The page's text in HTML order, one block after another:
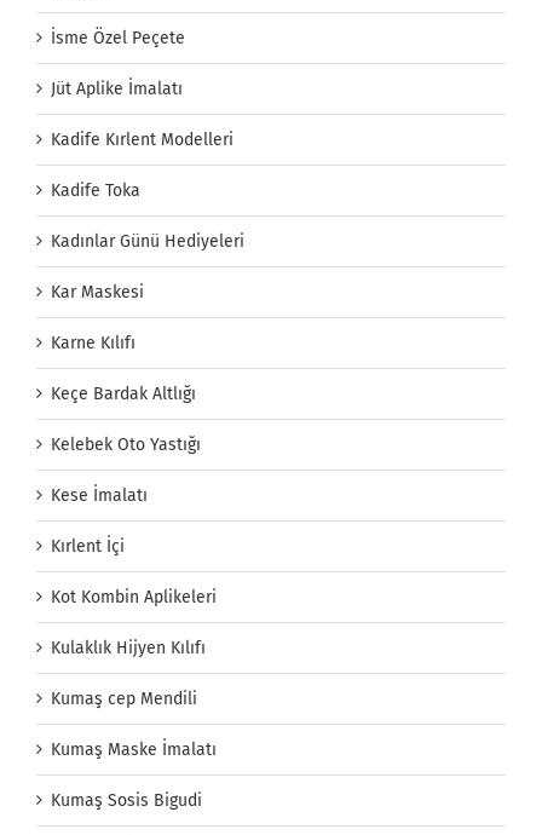
İsme Özel Peçete
Jüt Aplike İmalatı
Kadife Kırlent Modelleri
Kadife Toka
Kadınlar Günü Hediyeleri
Kar Maskesi
Karne Kılıfı
Keçe Bardak Altlığı
Kelebek Oto Yastığı
Kese İmalatı
Kırlent İçi
Kot Kombin Aplikeleri
Kulaklık Hijyen Kılıfı
Kumaş cep Mendili
Kumaş Maske İmalatı
Kumaş Sosis Bigudi